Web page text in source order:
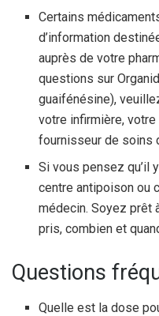
Certains
d’information
auprès de votre
questions sur
guaifénésine),
votre infirmière, votre
fournisseur de soins
Si vous pensez qu’il
centre antipoison ou
médecin. Soyez prêt
pris, combien et
Questions
Quelle est la dose